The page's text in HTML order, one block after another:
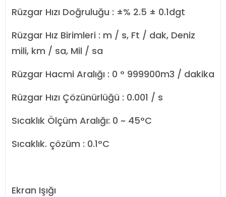
Rüzgar Hızı Doğruluğu : ±% 2.5 ± 0.1dgt
Rüzgar Hız Birimleri : m / s, Ft / dak, Deniz
mili, km / sa, Mil / sa
Rüzgar Hacmi Aralığı : 0 ° 999900m3 / dakika
Rüzgar Hızı Çözünürlüğü : 0.001 / s
Sıcaklık Ölçüm Aralığı: 0 ~ 45°C
Sıcaklık. çözüm : 0.1°C
Ekran Işığı